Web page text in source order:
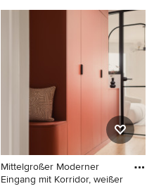
Mittelgroßer Moderner
Eingang mit Korridor, grüner
Wandfarbe und hellem
Mittelgroßer Moderner
Eingang mit Korridor, weißer